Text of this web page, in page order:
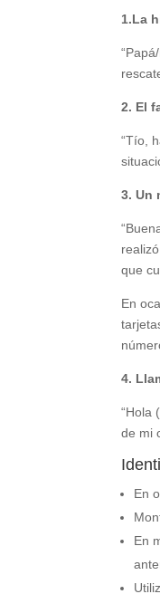
1.La
2. El
“Tío,
3. Un
que
En
4.
“Hola
de mi
En
En